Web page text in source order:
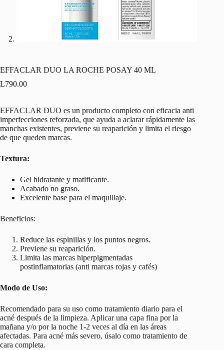
EFFACLAR DUO LA ROCHE POSAY 40 ML
L790.00
EFFACLAR DUO es un producto completo con eficacia anti
imperfecciones reforzada, que ayuda a aclarar rápidamente las
manchas existentes, previene su reaparición y limita el riesgo
de que queden marcas.
Textura:
Gel hidratante y matificante.
Acabado no graso.
Excelente base para el maquillaje.
Beneficios:
Reduce las espinillas y los puntos negros.
Previene su reaparición.
Limita las marcas hiperpigmentadas
postinflamatorias (anti marcas rojas y cafés)
Modo de Uso:
Recomendado para su uso como tratamiento diario para el
acné después de la limpieza. Aplicar una capa fina por la
mañana y/o por la noche 1-2 veces al día en las áreas
afectadas. Para acné más severo, úsalo como tratamiento de
cara completa.